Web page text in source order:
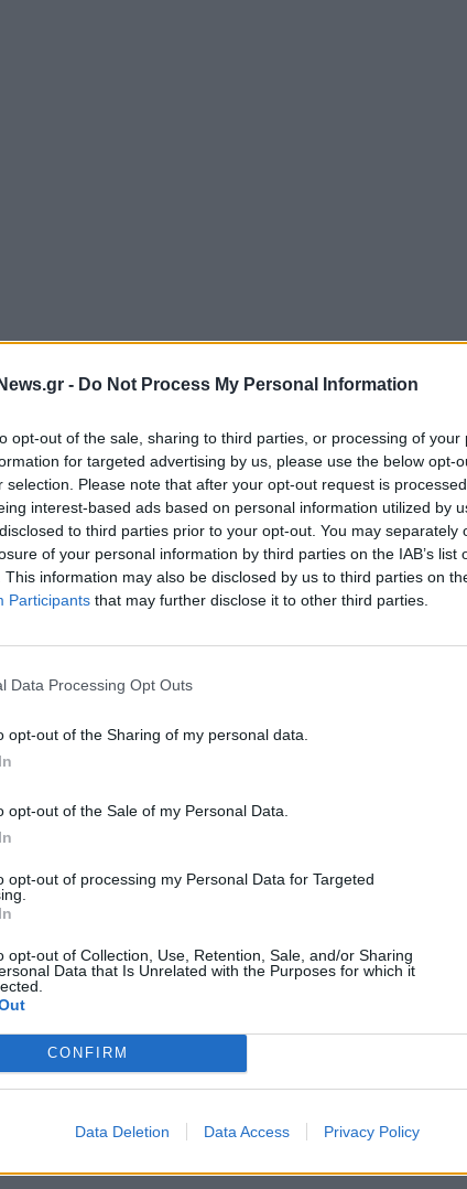
- Do Not Process My Personal Information
opt-out of the sale, sharing to third parties, or processing of your
for targeted advertising by us, please use the below opt-
selection. Please note that after your opt-out request is
interest-based ads based on personal information utilized by
to third parties prior to your opt-out. You may separately
of your personal information by third parties on the IAB’s list
This information may also be disclosed by us to third parties on
Participants that may further disclose it to other third parties.
Data Processing Opt Outs
opt-out of the Sharing of my personal data.
opt-out of the Sale of my Personal Data.
opt-out of processing my Personal Data for Targeted
opt-out of Collection, Use, Retention, Sale, and/or Sharing
Data that Is Unrelated with the Purposes for which it
CONFIRM
Data Deletion Data Access Privacy Policy